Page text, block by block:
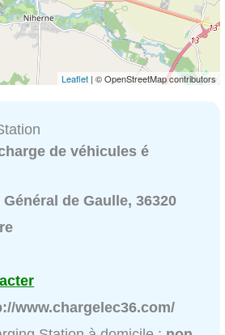
Leaflet | © OpenStreetMap contributors
de véhicules é
Général de Gaulle, 36320
www.chargelec36.com/